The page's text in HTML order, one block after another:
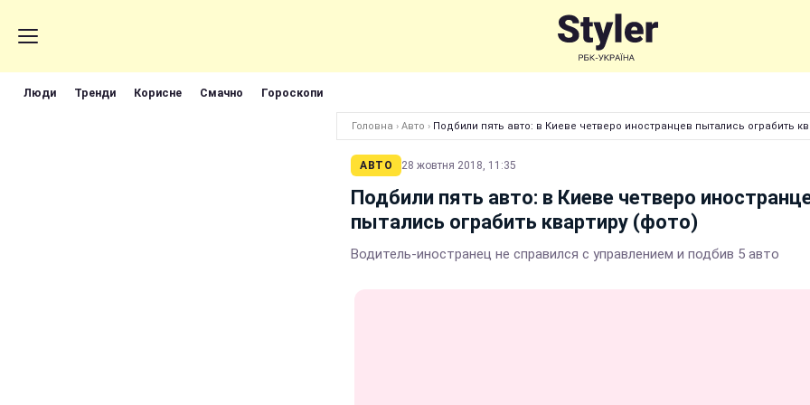
Люди Тренди Корисне Смачно Гороскопи
Головна › Авто › Подбили пять авто: в Киеве четверо иностранцев пытались ограбить
АВТО 28 жовтня 2018, 11:35
Подбили пять авто: в Киеве четверо
пытались ограбить квартиру (фото)
Водитель-иностранец не справился с управлением и подбив 5 авто